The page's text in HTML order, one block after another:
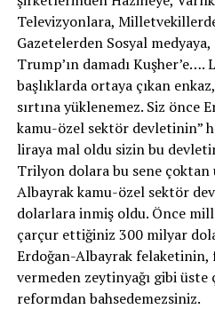
Televizyonlara,
Gazetelerden Sosyal
Trump’ın damadı
başlıklarda ortaya çıkan
sırtına yüklenemez. Siz önce
kamu-özel sektör devletinin”
liraya mal oldu sizin bu
Trilyon dolara bu sene çoktan
Albayrak kamu-özel sektör
dolarlara inmiş oldu. Önce
çarçur ettiğiniz 300 milyar
Erdoğan-Albayrak felaketinin,
vermeden zeytinyağı gibi üste
reformdan bahsedemezsiniz.